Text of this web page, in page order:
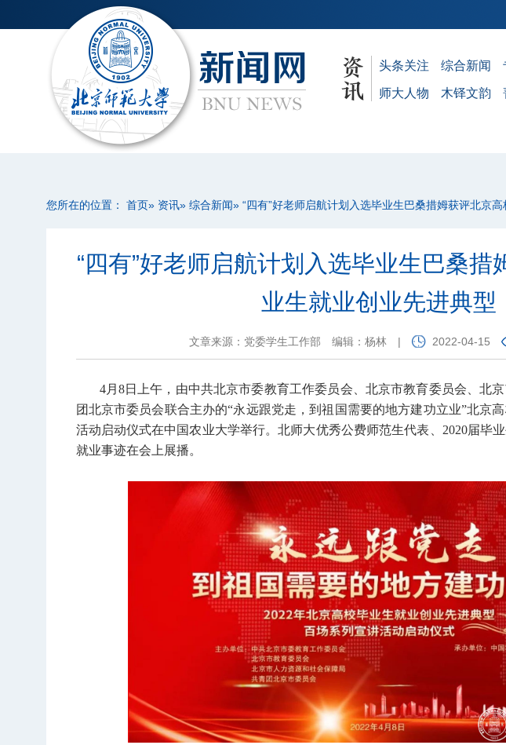
头条关注 综合新闻
师大人物 木铎文韵
您所在的位置： 首页» 资讯» 综合新闻» “四有”好老师启航计划入选毕业生巴桑措姆获评北京
“四有”好老师启航计划入选毕业生巴桑措
业生就业创业先进典型
文章来源：党委学生工作部 编辑：杨林 | 2022-04-15
4月8日上午，由中共北京市委教育工作委员会、北京市教育委员会、北
团北京市委员会联合主办的“永远跟党走，到祖国需要的地方建功立业”北京
活动启动仪式在中国农业大学举行。北师大优秀公费师范生代表、2020届毕
就业事迹在会上展播。